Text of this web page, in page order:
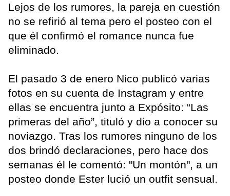
Lejos de los rumores, la pareja en cuestión
no se refirió al tema pero el posteo con el
que él confirmó el romance nunca fue
eliminado.
El pasado 3 de enero Nico publicó varias
fotos en su cuenta de Instagram y entre
ellas se encuentra junto a Expósito: “Las
primeras del año”, tituló y dio a conocer su
noviazgo. Tras los rumores ninguno de los
dos brindó declaraciones, pero hace dos
semanas él le comentó: "Un montón", a un
posteo donde Ester lució un outfit sensual.